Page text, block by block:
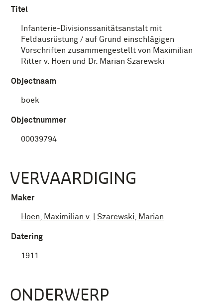
Titel
Infanterie-Divisionssanitätsanstalt mit
Feldausrüstung / auf Grund einschlägigen
Vorschriften zusammengestellt von Maximilian
Ritter v. Hoen und Dr. Marian Szarewski
Objectnaam
boek
Objectnummer
00039794
VERVAARDIGING
Maker
Hoen, Maximilian v. Szarewski, Marian
Datering
1911
ONDERWERP